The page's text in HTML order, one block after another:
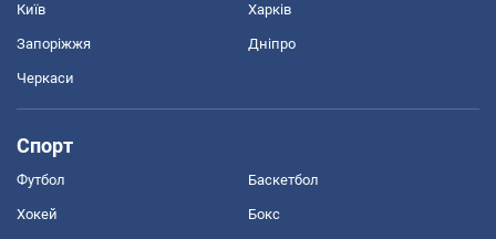
Київ Харків
Запоріжжя Дніпро
Черкаси
Спорт
Футбол Баскетбол
Хокей Бокс